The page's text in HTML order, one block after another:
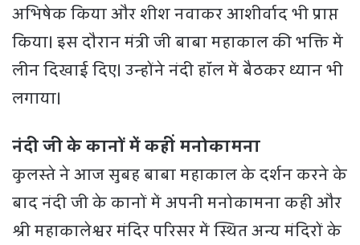
अभिषेक किया और शीश नवाकर आशीर्वाद भी प्राप्त
किया। इस दौरान मंत्री जी बाबा महाकाल की भक्ति में
लीन दिखाई दिए। उन्होंने नंदी हॉल में बैठकर ध्यान भी
लगाया।
नंदी जी के कानों में कहीं मनोकामना
कुलस्ते ने आज सुबह बाबा महाकाल के दर्शन करने के
बाद नंदी जी के कानों में अपनी मनोकामना कही और
श्री महाकालेश्वर मंदिर परिसर में स्थित अन्य मंदिरों के